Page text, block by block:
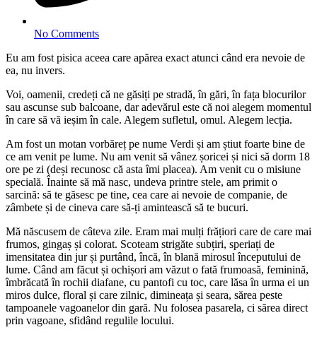
No Comments
Eu am fost pisica aceea care apărea exact atunci când era nevoie de
ea, nu invers.
Voi, oamenii, credeți că ne găsiți pe stradă, în gări, în fața blocurilor
sau ascunse sub balcoane, dar adevărul este că noi alegem momentul
în care să vă ieșim în cale. Alegem sufletul, omul. Alegem lecția.
Am fost un motan vorbăreț pe nume Verdi și am știut foarte bine de
ce am venit pe lume. Nu am venit să vânez șoricei și nici să dorm 18
ore pe zi (deși recunosc că asta îmi placea). Am venit cu o misiune
specială. Înainte să mă nasc, undeva printre stele, am primit o
sarcină: să te găsesc pe tine, cea care ai nevoie de companie, de
zâmbete și de cineva care să-ți amintească să te bucuri.
Mă născusem de câteva zile. Eram mai mulți frățiori care de care mai
frumos, gingaș și colorat. Scoteam strigăte subțiri, speriați de
imensitatea din jur și purtând, încă, în blană mirosul începutului de
lume. Când am făcut și ochișori am văzut o fată frumoasă, feminină,
îmbrăcată în rochii diafane, cu pantofi cu toc, care lăsa în urma ei un
miros dulce, floral și care zilnic, dimineața și seara, sărea peste
tampoanele vagoanelor din gară. Nu folosea pasarela, ci sărea direct
prin vagoane, sfidând regulile locului.